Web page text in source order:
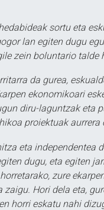
sortu eta
lan egiten dugu
zein boluntario talde
da gurea,
ekonomikoari
diru-laguntzak eta
proiektuak aurrera
eta independentea
dugu, eta egiten
zure
zaigu. Hori dela eta,
horri eskatu nahi